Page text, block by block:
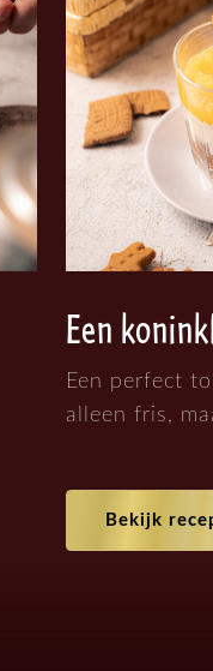
Een
Een perfect
alleen fris,
Bekijk